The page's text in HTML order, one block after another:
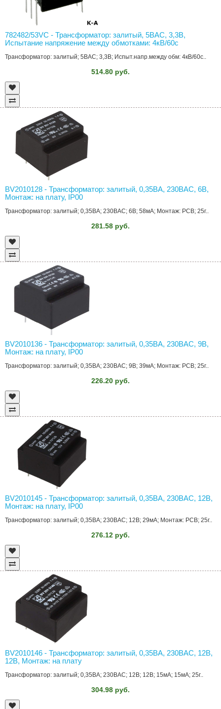
782482/53VC - Трансформатор: залитый, 5ВAC, 3,3В,
Испытание напряжение между обмотками: 4кВ/60с
Трансформатор: залитый; 5ВAC; 3,3В; Испыт.напр.между обм: 4кВ/60с..
514.80 руб.
BV2010128 - Трансформатор: залитый, 0,35ВА, 230ВAC, 6В,
Монтаж: на плату, IP00
Трансформатор: залитый; 0,35ВА; 230ВAC; 6В; 58мА; Монтаж: PCB; 25г..
281.58 руб.
BV2010136 - Трансформатор: залитый, 0,35ВА, 230ВAC, 9В,
Монтаж: на плату, IP00
Трансформатор: залитый; 0,35ВА; 230ВAC; 9В; 39мА; Монтаж: PCB; 25г..
226.20 руб.
BV2010145 - Трансформатор: залитый, 0,35ВА, 230ВAC, 12В,
Монтаж: на плату, IP00
Трансформатор: залитый; 0,35ВА; 230ВAC; 12В; 29мА; Монтаж: PCB; 25г..
276.12 руб.
BV2010146 - Трансформатор: залитый, 0,35ВА, 230ВAC, 12В,
12В, Монтаж: на плату
Трансформатор: залитый; 0,35ВА; 230ВAC; 12В; 12В; 15мА; 15мА; 25г..
304.98 руб.